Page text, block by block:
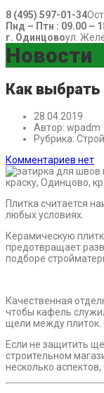
8 (495) 597-01-34
Пнд – Птн : 09.00 –
г. Одинцовоул.
Новости
Как
28.04.2019
Автор: wpadm
Рубрика:
Комментариев нет
Плитка считается
любых условиях.
Керамическую
предотвращает
подборе
Качественная
чтобы кафель
щели между плиток.
Если не защитить
строительном
несколько